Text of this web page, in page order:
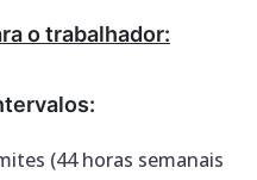
o trabalhador:
(44 horas semanais